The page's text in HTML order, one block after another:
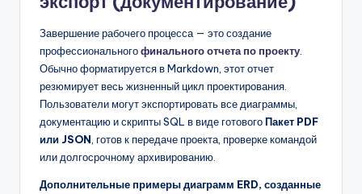
Завершение рабочего процесса — это создание
профессиональногофинального отчета по проекту
Обычно форматируется в Markdown, этот отчет
резюмирует весь жизненный цикл проектирования.
Пользователи могут экспортировать все диаграммы,
документацию и скрипты SQL в виде готовогоПакет PDF
или JSON , готов к передаче проекта, проверке командой
или долгосрочному архивированию.
Дополнительные примеры диаграмм ERD, созданные